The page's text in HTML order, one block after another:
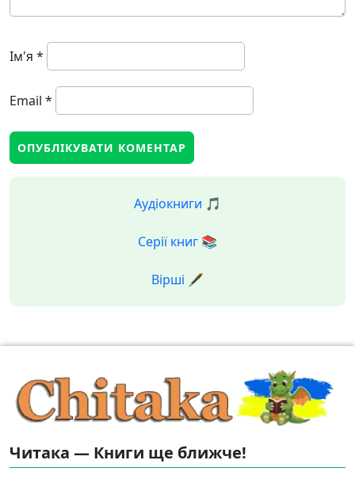
Ім'я *
Email *
Аудіокниги 🎵
Серії книг 📚
Вірші 🖋️
Читака — Книги ще ближче!